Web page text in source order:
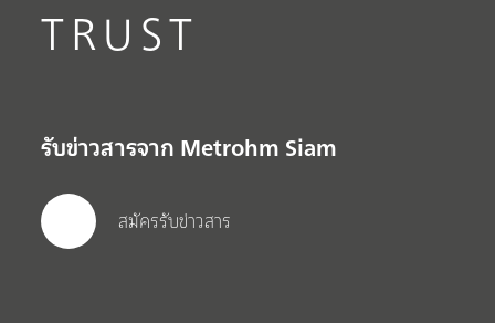
TRUST
รับข่าวสารจาก Metrohm Siam
สมัครรับข่าวสาร